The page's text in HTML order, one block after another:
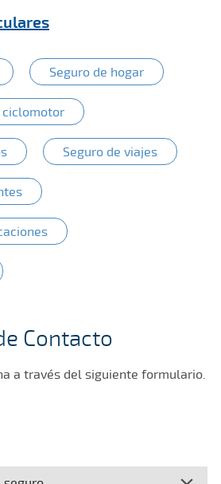
Seguro de hogar
ciclomotor
Seguro de viajes
Contacto
a través del siguiente formulario.